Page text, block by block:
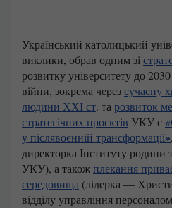
Український католицький
виклики, обрав одним зі
розвитку університету до
війни, зокрема черезсучасну
людини ХХІ ст. та розвиток
стратегічних проєктів УКУ є«
у післявоєнній трансформації»
директорка Інституту
УКУ), а такожплекання
середовища (лідерка —
відділу управління